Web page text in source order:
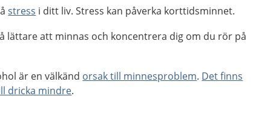
stress i ditt liv. Stress kan påverka korttidsminnet.
lättare att minnas och koncentrera dig om du rör på
är en välkänd orsak till minnesproblem. Det finns
dricka mindre.